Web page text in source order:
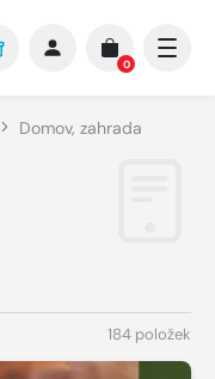
0
Domov, zahrada
184 položek